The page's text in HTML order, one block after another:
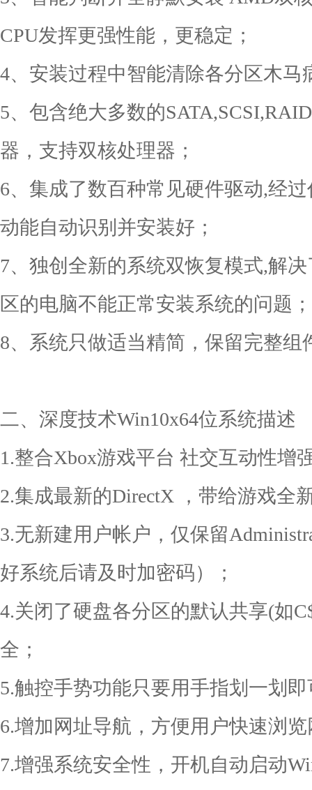
CPU发挥更强性能，更稳定；
4、安装过程中智能清除各分区木马
5、包含绝大多数的
器，支持双核处理器；
6、集成了数百种常见硬件驱动,经
动能自动识别并安装好；
7、独创全新的系统双恢复模式,解
区的电脑不能正常安装系统的问题；
8、系统只做适当精简，保留完整组
二、深度技术Win10x64位系统描述
1.整合Xbox游戏平台 社交互动性增
2.集成最新的DirectX ，带给游戏全
3.无新建用户帐户，仅保留
好系统后请及时加密码）；
4.关闭了硬盘各分区的默认共享(如
全；
5.触控手势功能只要用手指划一划
6.增加网址导航，方便用户快速浏览
7.增强系统安全性，开机自动启动